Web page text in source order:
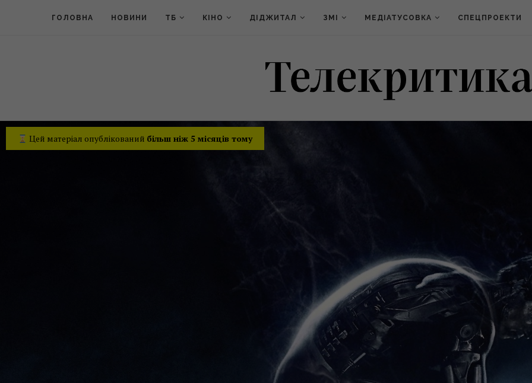
ГОЛОВНА НОВИНИ ТБ КІНО ДІДЖИТАЛ ЗМІ МЕДІАТУСОВКА СПЕЦПРОЕКТИ
Цей матеріал опублікований більш ніж 5 місяців тому